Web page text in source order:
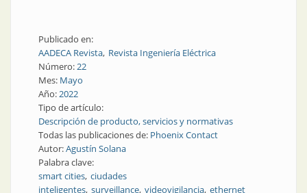
Publicado en:
AADECA Revista Revista Ingeniería Eléctrica
Número:22
Mes: Mayo
Año:2022
Tipo de artículo:
Descripción de producto, servicios y normativas
Todas las publicaciones de: Phoenix Contact
Autor:Agustín Solana
Palabra clave:
smart cities ciudades
inteligentes surveillance videovigilancia ethernet